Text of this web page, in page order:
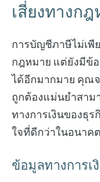
เสี่ยงทางก
การบัญชีภาษีไม่เพี
กฎหมาย แต่ยังมีข้
ได้อีกมากมาย คุณ
ถูกต้องแม่นยำสาม
ทางการเงินของธุ
ใจที่ดีกว่าในอนาคต
ข้อมูลทางการเ